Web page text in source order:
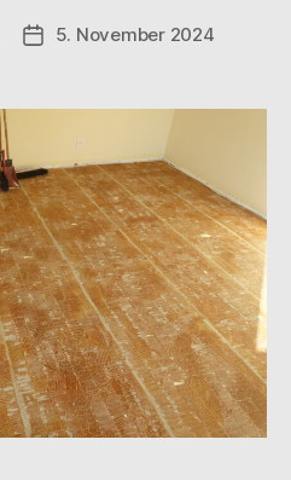
Beitragsdatum
5. November 2024